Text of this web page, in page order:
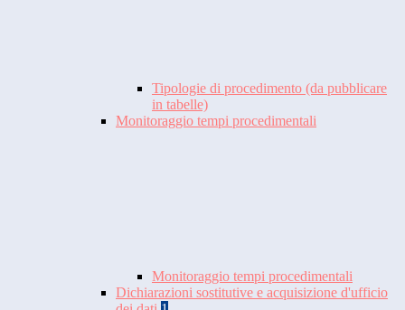
Tipologie di procedimento (da pubblicare
in tabelle)
Monitoraggio tempi procedimentali
Monitoraggio tempi procedimentali
Dichiarazioni sostitutive e acquisizione d'ufficio